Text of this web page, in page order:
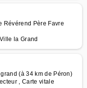
Révérend Père Favre
la Grand
(à 34 km de Péron)
, Carte vitale